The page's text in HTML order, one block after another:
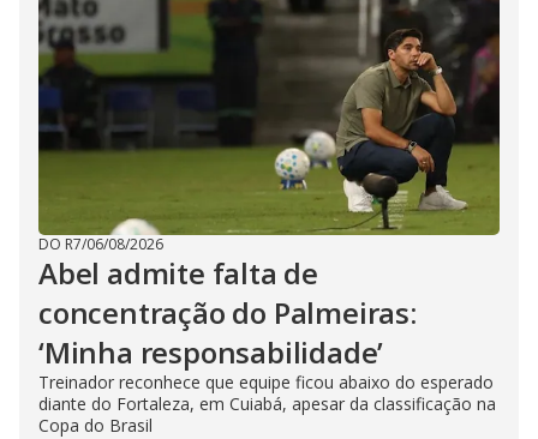
DO R7/06/08/2026
Abel admite falta de
concentração do Palmeiras:
‘Minha responsabilidade’
Treinador reconhece que equipe ficou abaixo do esperado
diante do Fortaleza, em Cuiabá, apesar da classificação na
Copa do Brasil